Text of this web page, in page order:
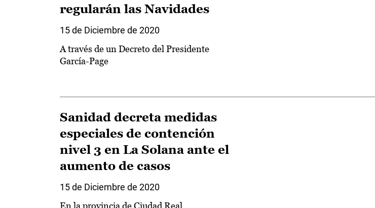
regularán las Navidades
15 de Diciembre de 2020
A través de un Decreto del Presidente
García-Page
Sanidad decreta medidas
especiales de contención
nivel 3 en La Solana ante el
aumento de casos
15 de Diciembre de 2020
En la provincia de Ciudad Real